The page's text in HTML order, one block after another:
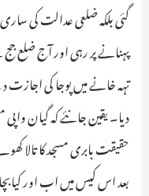
گئی بلکہ ضلعی عدالت کی
پہنانے پر رہی اور آج ضلع
تہہ خانے میں پوجا کی
دیا۔ یقین جانئے کہ گیان
حقیقت بابری مسجد کا تالا
بعد اس کیس میں اب اور